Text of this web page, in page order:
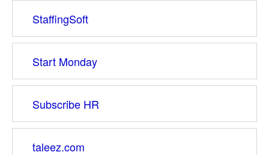
StaffingSoft
Start Monday
Subscribe HR
taleez.com